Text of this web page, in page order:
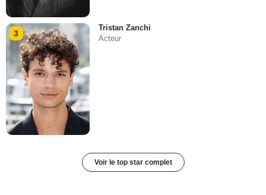
3
Tristan Zanchi
Acteur
Voir le top star complet